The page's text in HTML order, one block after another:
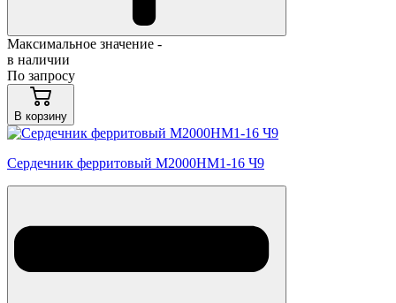
Максимальное значение -
в наличии
По запросу
В корзину
Сердечник ферритовый М2000НМ1-16 Ч9